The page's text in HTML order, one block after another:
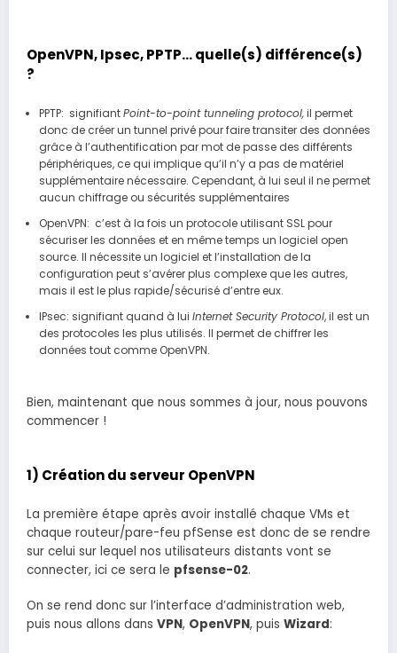
OpenVPN, Ipsec, PPTP… quelle(s) différence(s)
?
PPTP: signifiantPoint-to-point tunneling protocol,il permet
donc de créer un tunnel privé pour faire transiter des données
grâce à l’authentification par mot de passe des différents
périphériques, ce qui implique qu’il n’y a pas de matériel
supplémentaire nécessaire. Cependant, à lui seul il ne permet
aucun chiffrage ou sécurités supplémentaires
OpenVPN: c’est à la fois un protocole utilisant SSL pour
sécuriser les données et en même temps un logiciel open
source. Il nécessite un logiciel et l’installation de la
configuration peut s’avérer plus complexe que les autres,
mais il est le plus rapide/sécurisé d’entre eux.
IPsec: signifiant quand à lui Internet Security Protocol, il est un
des protocoles les plus utilisés. Il permet de chiffrer les
données tout comme OpenVPN.
Bien, maintenant que nous sommes à jour, nous pouvons
commencer !
1) Création du serveur OpenVPN
La première étape après avoir installé chaque VMs et
chaque routeur/pare-feu pfSense est donc de se rendre
sur celui sur lequel nos utilisateurs distants vont se
connecter, ici ce sera le pfsense-02.
On se rend donc sur l’interface d’administration web,
puis nous allons dans VPN, OpenVPN, puis Wizard: